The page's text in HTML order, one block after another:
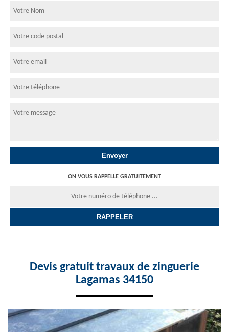
ON VOUS RAPPELLE GRATUITEMENT
Devis gratuit travaux de zinguerie
Lagamas 34150